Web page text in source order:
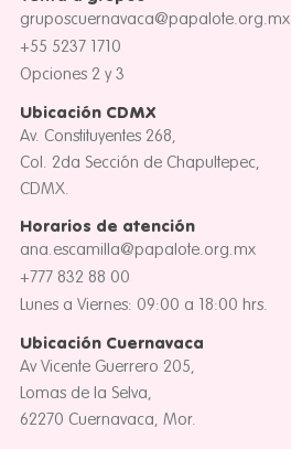
gruposcuernavaca@papalote.org.mx
+55 5237 1710
Opciones 2 y 3
Ubicación CDMX
Av. Constituyentes 268,
Col. 2da Sección de Chapultepec,
CDMX.
Horarios de atención
ana.escamilla@papalote.org.mx
+777 832 88 00
Lunes a Viernes: 09:00 a 18:00 hrs.
Ubicación Cuernavaca
Av Vicente Guerrero 205,
Lomas de la Selva,
62270 Cuernavaca, Mor.